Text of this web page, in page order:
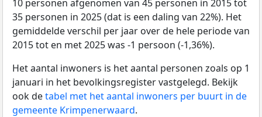
10 personen afgenomen van 45 personen in 2015 tot
35 personen in 2025 (dat is een daling van 22%). Het
gemiddelde verschil per jaar over de hele periode van
2015 tot en met 2025 was -1 persoon (-1,36%).
Het aantal inwoners is het aantal personen zoals op 1
januari in het bevolkingsregister vastgelegd. Bekijk
ook detabel met het aantal inwoners per buurt in de
gemeente Krimpenerwaard.